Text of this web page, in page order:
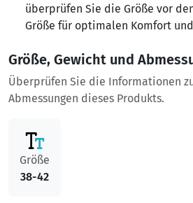
überprüfen Sie die Größe vor
Größe für optimalen Komfort
Größe, Gewicht und
Überprüfen Sie die Informationen
Abmessungen dieses Produkts.
Größe
38-42